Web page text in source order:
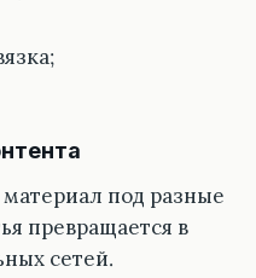
под разные
превращается в
сетей.